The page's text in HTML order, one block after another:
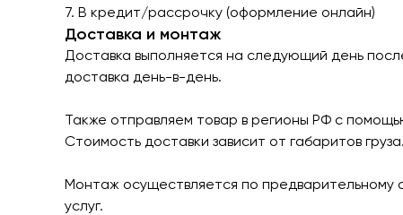
7. В кредит/рассрочку (оформление онлайн)
Доставка и монтаж
Доставка выполняется на следующий день
доставка день-в-день.
Также отправляем товар в регионы РФ с
Стоимость доставки зависит от габаритов
Монтаж осуществляется по предварительному
услуг.